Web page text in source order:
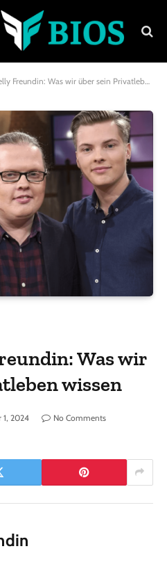
Freundin: Was wir über sein Privatleben wissen
Was wir
wissen
1, 2024
No Comments